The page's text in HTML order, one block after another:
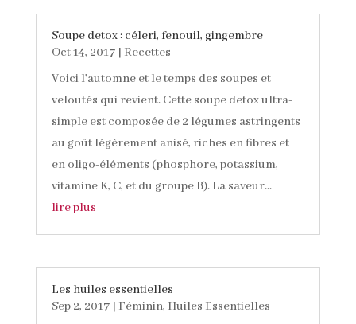
Soupe detox : céleri, fenouil, gingembre
Oct 14, 2017| Recettes
Voici l'automne et le temps des soupes et
veloutés qui revient. Cette soupe detox ultra-
simple est composée de 2 légumes astringents
au goût légèrement anisé, riches en fibres et
en oligo-éléments (phosphore, potassium,
vitamine K, C, et du groupe B). La saveur...
lire plus
Les huiles essentielles
Sep 2, 2017| Féminin, Huiles Essentielles